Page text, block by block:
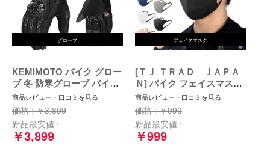
グローブ
KEMIMOTO バイク グロー
ブ 冬 防寒グローブ バイク
冬用グローブ オートバイグ
ローブ 春/秋/冬 スマホ対応
裏起毛 防風 風止め クッシ
ョン付き 滑り止め ブラッ
ク L
商品レビュー・口コミを見る
価格 : ￥3,899
新品最安値 :
￥3,899
フェイスマスク
[ＴＪ ＴＲＡＤ ＪＡＰＡ
Ｎ] バイク フェイスマスク
大きめ マスク 日本製 不織
布 (大きめ30枚個包装, ブラ
ック×ブラック)
商品レビュー・口コミを見る
価格 : ￥999
新品最安値 :
￥999